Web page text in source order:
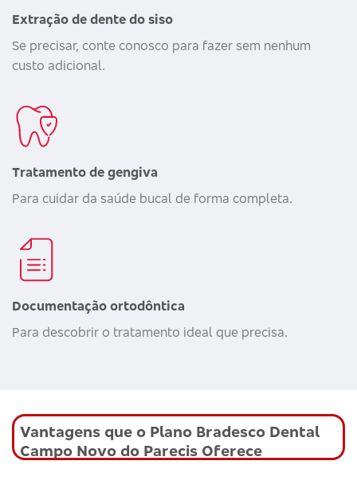
Extração de dente do siso
Se precisar, conte conosco para fazer sem nenhum
custo adicional.
Tratamento de gengiva
Para cuidar da saúde bucal de forma completa.
Documentação ortodôntica
Para descobrir o tratamento ideal que precisa.
Vantagens que o Plano Bradesco Dental
Campo Novo do Parecis Oferece